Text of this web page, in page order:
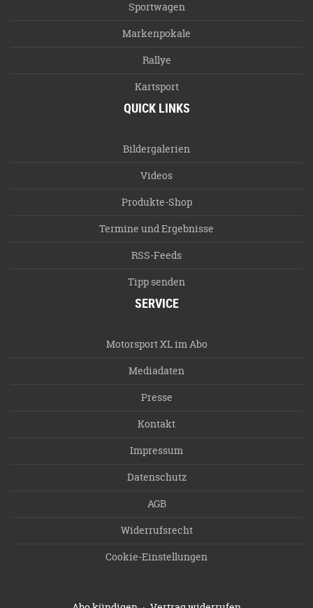
Sportwagen
Markenpokale
Rallye
Kartsport
QUICK LINKS
Bildergalerien
Videos
Produkte-Shop
Termine und Ergebnisse
RSS-Feeds
Tipp senden
SERVICE
Motorsport XL im Abo
Mediadaten
Presse
Kontakt
Impressum
Datenschutz
AGB
Widerrufsrecht
Cookie-Einstellungen